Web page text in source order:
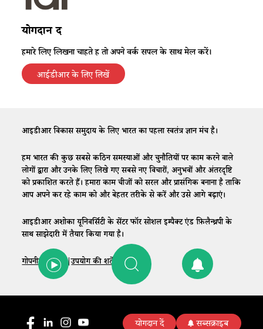
योगदान दें
हमारे लिए लिखना चाहते हैं तो अपने वर्क सैंपल के साथ मेल करें।
आईडीआर के लिए लिखें
आईडीआर विकास समुदाय के लिए भारत का पहला स्वतंत्र ज्ञान मंच है।
हम भारत की कुछ सबसे कठिन समस्याओं और चुनौतियों पर काम करने वाले
लोगों द्वारा और उनके लिए लिखे गए सबसे नए विचारों, अनुभवों और अंतरदृष्टि
को प्रकाशित करते हैं। हमारा काम चीजों को सरल और प्रासंगिक बनाना है ताकि
आप अपने कर रहे काम को और बेहतर तरीके से करें और उसे आगे बढ़ाएं।
आईडीआर अशोका यूनिवर्सिटी के सेंटर फॉर सोशल इम्पैक्ट एंड फ़िलैन्थ्रपी के
साथ साझेदारी में तैयार किया गया है।
गोपनीयता नीति |उपयोग की शर्तें संपर्क
योगदान दें सब्सक्राइब